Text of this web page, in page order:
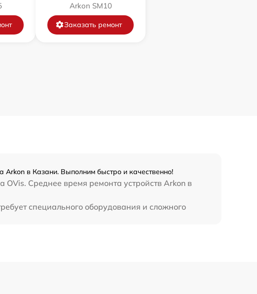
850 р
Arkon SM10
Заказать ремонт
Arkon в Казани. Выполним быстро и качественно!
Среднее время ремонта устройств Arkon в
специального оборудования и сложного